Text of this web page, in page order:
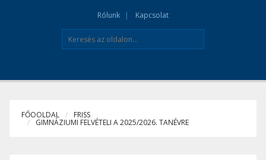
Rólunk Kapcsolat
FŐOOLDAL FRISS
GIMNÁZIUMI FELVÉTELI A 2025/2026. TANÉVRE